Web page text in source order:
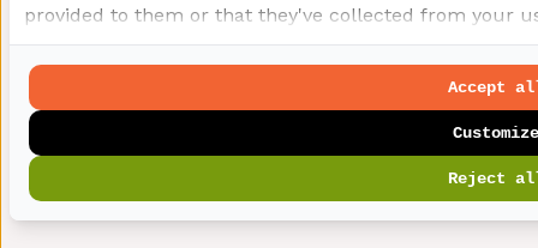
provided to them or that they've collected from your
Reject
Customize
Accept